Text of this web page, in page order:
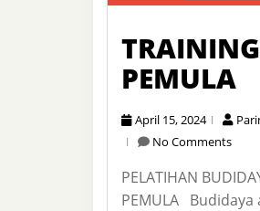
PEMULA
April 15, 2024
No Comments
PELATIHAN
PEMULA